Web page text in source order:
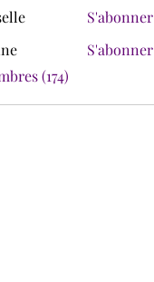
S'abonner
S'abonner
(174)